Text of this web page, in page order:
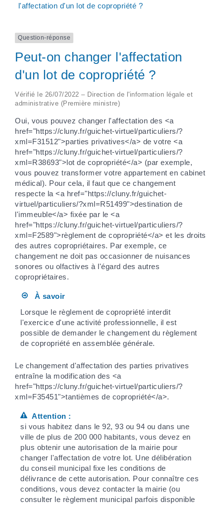
l'affectation d'un lot de copropriété ?
Question-réponse
Peut-on changer l'affectation
d'un lot de copropriété ?
Vérifié le 26/07/2022 – Direction de l'information légale et
administrative (Première ministre)
Oui, vous pouvez changer l'affectation des <a
href="https://cluny.fr/guichet-virtuel/particuliers/?
xml=F31512">parties privatives</a> de votre <a
href="https://cluny.fr/guichet-virtuel/particuliers/?
xml=R38693">lot de copropriété</a> (par exemple,
vous pouvez transformer votre appartement en cabinet
médical). Pour cela, il faut que ce changement
respecte la <a href="https://cluny.fr/guichet-
virtuel/particuliers/?xml=R51499">destination de
l'immeuble</a> fixée par le <a
href="https://cluny.fr/guichet-virtuel/particuliers/?
xml=F2589">règlement de copropriété</a> et les droits
des autres copropriétaires. Par exemple, ce
changement ne doit pas occasionner de nuisances
sonores ou olfactives à l'égard des autres
copropriétaires.
À savoir
Lorsque le règlement de copropriété interdit
l'exercice d'une activité professionnelle, il est
possible de demander le changement du règlement
de copropriété en assemblée générale.
Le changement d'affectation des parties privatives
entraîne la modification des <a
href="https://cluny.fr/guichet-virtuel/particuliers/?
xml=F35451">tantièmes de copropriété</a>.
Attention :
si vous habitez dans le 92, 93 ou 94 ou dans une
ville de plus de 200 000 habitants, vous devez en
plus obtenir une autorisation de la mairie pour
changer l'affectation de votre lot. Une délibération
du conseil municipal fixe les conditions de
délivrance de cette autorisation. Pour connaître ces
conditions, vous devez contacter la mairie (ou
consulter le règlement municipal parfois disponible